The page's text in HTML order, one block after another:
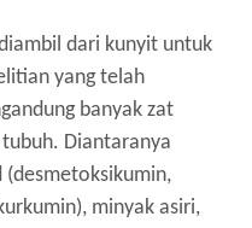
dari kunyit untuk
yang telah
banyak zat
Diantaranya
minyak asiri,